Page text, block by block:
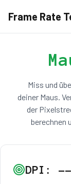
Frame Rate
Miss und
deiner Maus.
der
berechnen
DPI: